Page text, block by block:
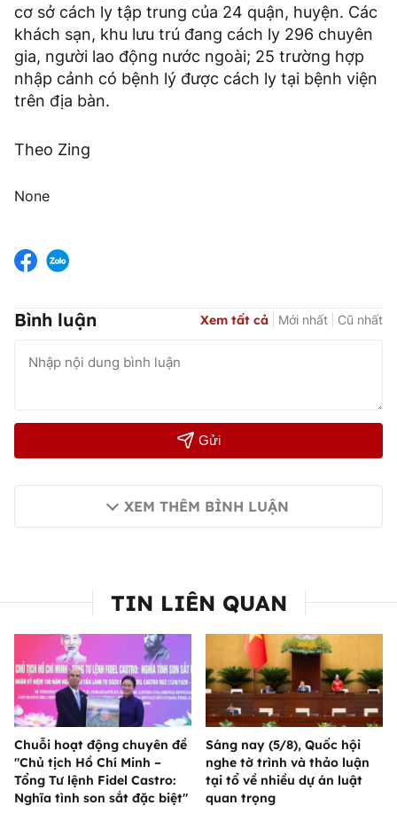
cơ sở cách ly tập trung của 24 quận, huyện. Các
khách sạn, khu lưu trú đang cách ly 296 chuyên
gia, người lao động nước ngoài; 25 trường hợp
nhập cảnh có bệnh lý được cách ly tại bệnh viện
trên địa bàn.
Theo Zing
None
Bình luận Xem tất cả Mới nhất Cũ nhất
Gửi
XEM THÊM BÌNH LUẬN
TIN LIÊN QUAN
Chuỗi hoạt động chuyên đề
"Chủ tịch Hồ Chí Minh –
Tổng Tư lệnh Fidel Castro:
Nghĩa tình son sắt đặc biệt"
Sáng nay (5/8), Quốc hội
nghe tờ trình và thảo luận
tại tổ về nhiều dự án luật
quan trọng